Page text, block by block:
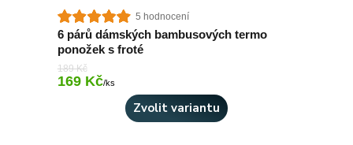
5 hodnocení
6 párů dámských bambusových termo
ponožek s froté
189 Kč
169 Kč/ks
Zvolit variantu